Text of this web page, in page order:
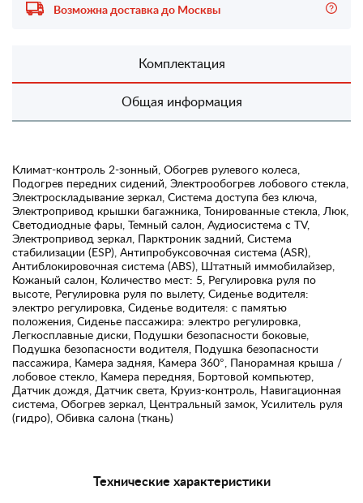
Возможна доставка до Москвы
Комплектация
Общая информация
Климат-контроль 2-зонный, Обогрев рулевого колеса,
Подогрев передних сидений, Электрообогрев лобового стекла,
Электроскладывание зеркал, Система доступа без ключа,
Электропривод крышки багажника, Тонированные стекла, Люк,
Светодиодные фары, Темный салон, Аудиосистема с TV,
Электропривод зеркал, Парктроник задний, Система
стабилизации (ESP), Антипробуксовочная система (ASR),
Антиблокировочная система (ABS), Штатный иммобилайзер,
Кожаный салон, Количество мест: 5, Регулировка руля по
высоте, Регулировка руля по вылету, Сиденье водителя:
электро регулировка, Сиденье водителя: с памятью
положения, Сиденье пассажира: электро регулировка,
Легкосплавные диски, Подушки безопасности боковые,
Подушка безопасности водителя, Подушка безопасности
пассажира, Камера задняя, Камера 360°, Панорамная крыша /
лобовое стекло, Камера передняя, Бортовой компьютер,
Датчик дождя, Датчик света, Круиз-контроль, Навигационная
система, Обогрев зеркал, Центральный замок, Усилитель руля
(гидро), Обивка салона (ткань)
Технические характеристики